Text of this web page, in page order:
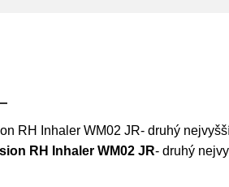
RH Inhaler WM02 JR- druhý
RH Inhaler WM02 JR- druhý